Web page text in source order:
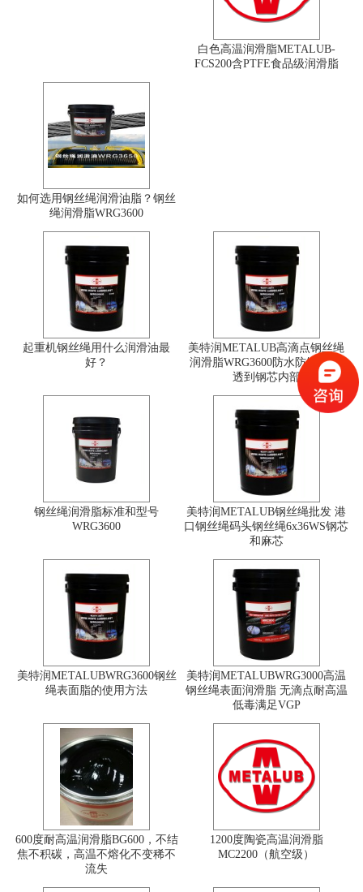
白色高温润滑脂METALUB-
FCS200含PTFE食品级润滑脂
如何选用钢丝绳润滑油脂？钢丝
绳润滑脂WRG3600
起重机钢丝绳用什么润滑油最
好？
美特润METALUB高滴点钢丝绳
润滑脂WRG3600防水防锈 强渗
透到钢芯内部
钢丝绳润滑脂标准和型号
WRG3600
美特润METALUB钢丝绳批发 港
口钢丝绳码头钢丝绳6x36WS钢芯
和麻芯
美特润METALUBWRG3600钢丝
绳表面脂的使用方法
美特润METALUBWRG3000高温
钢丝绳表面润滑脂 无滴点耐高温
低毒满足VGP
600度耐高温润滑脂BG600，不结
焦不积碳，高温不熔化不变稀不
流失
1200度陶瓷高温润滑脂
MC2200（航空级）